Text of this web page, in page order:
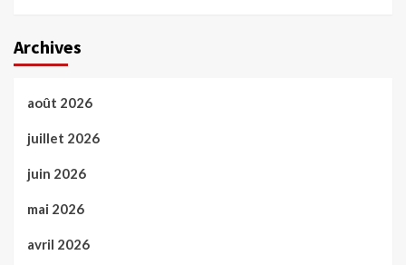
Archives
août 2026
juillet 2026
juin 2026
mai 2026
avril 2026